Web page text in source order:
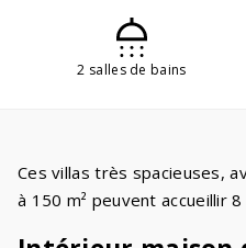
2 salles de bains
Ces villas très spacieuses,
à 150 m² peuvent accueillir